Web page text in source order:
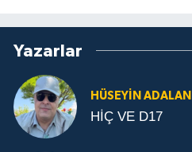
Yazarlar
HÜSEYIN ADALAN
HİÇ VE D17